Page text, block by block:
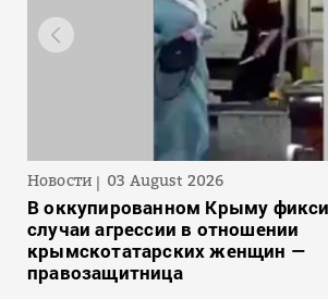
Новости 03 August 2026
В оккупированном Крыму
случаи агрессии в отношении
крымскотатарских женщин —
правозащитница